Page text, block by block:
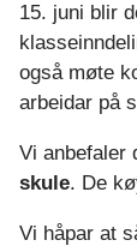
15. juni blir
også møte
arbeidar på
Vi anbefaler
skule. De
Vi håpar at